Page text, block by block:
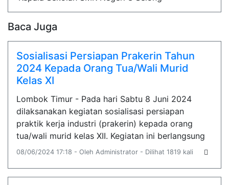
Baca Juga
Sosialisasi Persiapan Prakerin Tahun
2024 Kepada Orang Tua/Wali Murid
Kelas XI
Lombok Timur - Pada hari Sabtu 8 Juni 2024
dilaksanakan kegiatan sosialisasi persiapan
praktik kerja industri (prakerin) kepada orang
tua/wali murid kelas XII. Kegiatan ini berlangsung
08/06/2024 17:18 - Oleh Administrator - Dilihat 1819 kali